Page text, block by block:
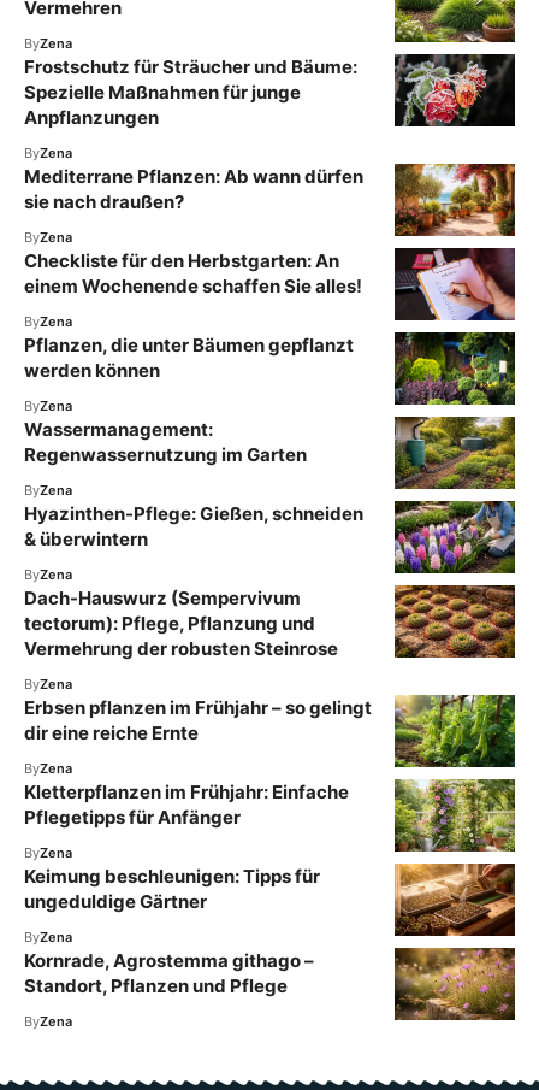
Vermehren
ByZena
Frostschutz für Sträucher und Bäume:
Spezielle Maßnahmen für junge
Anpflanzungen
ByZena
Mediterrane Pflanzen: Ab wann dürfen
sie nach draußen?
ByZena
Checkliste für den Herbstgarten: An
einem Wochenende schaffen Sie alles!
ByZena
Pflanzen, die unter Bäumen gepflanzt
werden können
ByZena
Wassermanagement:
Regenwassernutzung im Garten
ByZena
Hyazinthen-Pflege: Gießen, schneiden
& überwintern
ByZena
Dach-Hauswurz (Sempervivum
tectorum): Pflege, Pflanzung und
Vermehrung der robusten Steinrose
ByZena
Erbsen pflanzen im Frühjahr – so gelingt
dir eine reiche Ernte
ByZena
Kletterpflanzen im Frühjahr: Einfache
Pflegetipps für Anfänger
ByZena
Keimung beschleunigen: Tipps für
ungeduldige Gärtner
ByZena
Kornrade, Agrostemma githago –
Standort, Pflanzen und Pflege
ByZena